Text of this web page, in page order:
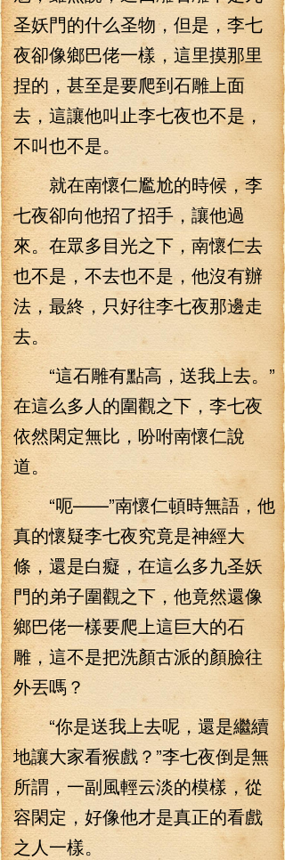
圣妖門的什么圣物，但是，李七
夜卻像鄉巴佬一樣，這里摸那里
捏的，甚至是要爬到石雕上面
去，這讓他叫止李七夜也不是，
不叫也不是。
就在南懷仁尷尬的時候，李
七夜卻向他招了招手，讓他過
來。在眾多目光之下，南懷仁去
也不是，不去也不是，他沒有辦
法，最終，只好往李七夜那邊走
去。
“這石雕有點高，送我上去。”
在這么多人的圍觀之下，李七夜
依然閑定無比，吩咐南懷仁說
道。
“呃——”南懷仁頓時無語，他
真的懷疑李七夜究竟是神經大
條，還是白癡，在這么多九圣妖
門的弟子圍觀之下，他竟然還像
鄉巴佬一樣要爬上這巨大的石
雕，這不是把洗顏古派的顏臉往
外丟嗎？
“你是送我上去呢，還是繼續
地讓大家看猴戲？”李七夜倒是無
所謂，一副風輕云淡的模樣，從
容閑定，好像他才是真正的看戲
之人一樣。